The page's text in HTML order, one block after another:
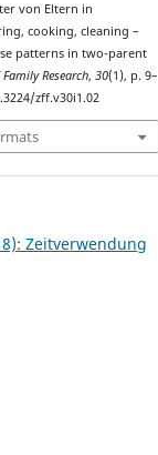
von Eltern in
cooking, cleaning –
patterns in two-parent
Research,30(1), p. 9–
zff.v30i1.02
Zeitverwendung